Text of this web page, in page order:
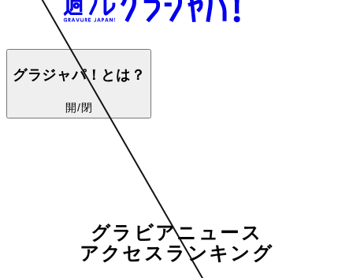
グラジャパ！とは？
開/閉
グラビアニュース
アクセスランキング